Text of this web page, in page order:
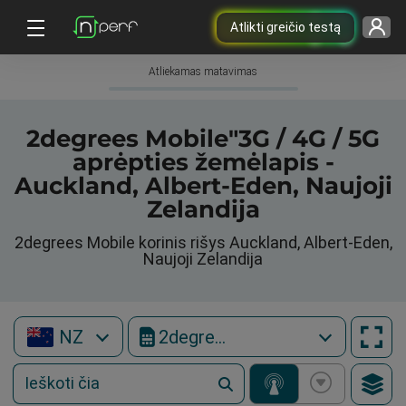
Atlikti greičio testą
Atliekamas matavimas
2degrees Mobile"3G / 4G / 5G
aprėpties žemėlapis -
Auckland, Albert-Eden, Naujoji
Zelandija
2degrees Mobile korinis rišys Auckland, Albert-Eden,
Naujoji Zelandija
NZ 2degrees Mobile